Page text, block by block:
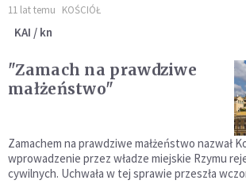
11 lat temu KOŚCIÓŁ
KAI / kn
"Zamach na prawdziwe
małżeństwo"
Zamachem na prawdziwe małżeństwo nazwał
wprowadzenie przez władze miejskie Rzymu
cywilnych. Uchwała w tej sprawie przeszła